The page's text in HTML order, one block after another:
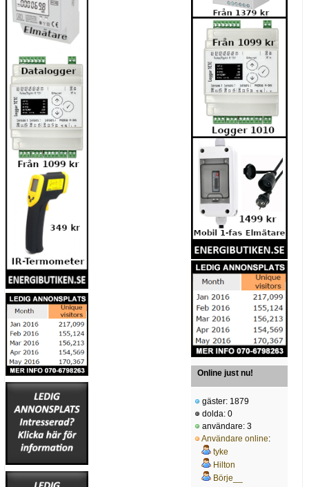
Online just nu!
gäster: 1879
dolda: 0
användare: 3
Användare online:
tyke
Hilton
Börje__